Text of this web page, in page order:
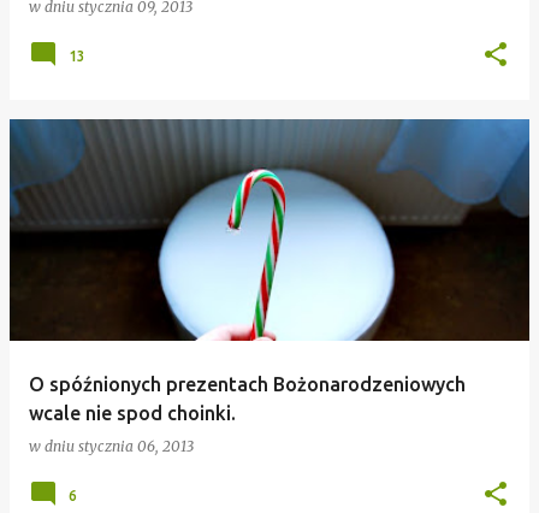
w dniu stycznia 09, 2013
13
O spóźnionych prezentach Bożonarodzeniowych
wcale nie spod choinki.
w dniu stycznia 06, 2013
6